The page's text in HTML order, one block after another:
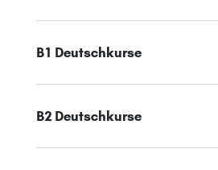
B1 Deutschkurse
B2 Deutschkurse